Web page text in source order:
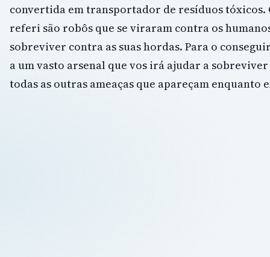
convertida em transportador de resíduos tóxicos.
referi são robôs que se viraram contra os
sobreviver contra as suas hordas. Para o
a um vasto arsenal que vos irá ajudar a
todas as outras ameaças que apareçam enquanto